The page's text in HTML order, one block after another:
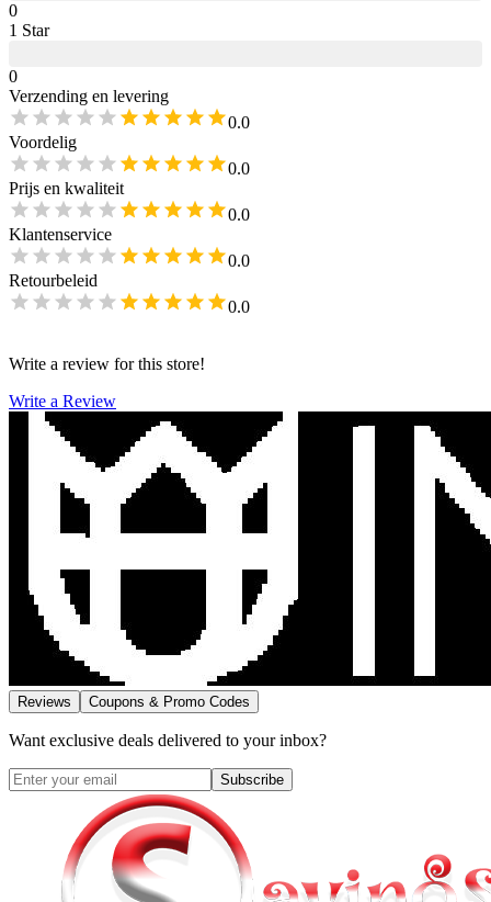
0
1 Star
0
Verzending en levering
0.0
Voordelig
0.0
Prijs en kwaliteit
0.0
Klantenservice
0.0
Retourbeleid
0.0
Write a review for this store!
Write a Review
Reviews Coupons & Promo Codes
Want exclusive deals delivered to your inbox?
Subscribe